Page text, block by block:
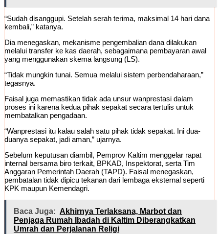
“Sudah disanggupi. Setelah serah terima, maksimal 14 hari dana
kembali,” katanya.
Dia menegaskan, mekanisme pengembalian dana dilakukan
melalui transfer ke kas daerah, sebagaimana pembayaran awal
yang menggunakan skema langsung (LS).
“Tidak mungkin tunai. Semua melalui sistem perbendaharaan,”
tegasnya.
Faisal juga memastikan tidak ada unsur wanprestasi dalam
proses ini karena kedua pihak sepakat secara tertulis untuk
membatalkan pengadaan.
“Wanprestasi itu kalau salah satu pihak tidak sepakat. Ini dua-
duanya sepakat, jadi aman,” ujarnya.
Sebelum keputusan diambil, Pemprov Kaltim menggelar rapat
internal bersama biro terkait, BPKAD, Inspektorat, serta Tim
Anggaran Pemerintah Daerah (TAPD). Faisal menegaskan,
pembatalan tidak dipicu tekanan dari lembaga eksternal seperti
KPK maupun Kemendagri.
Baca Juga: Akhirnya Terlaksana, Marbot dan
Penjaga Rumah Ibadah di Kaltim Diberangkatkan
Umrah dan Perjalanan Religi